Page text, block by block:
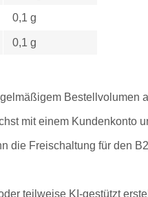
0,1 g
0,1 g
Bestellvolumen
mit einem Kundenkonto
die Freischaltung für den
teilweise KI-gestützt